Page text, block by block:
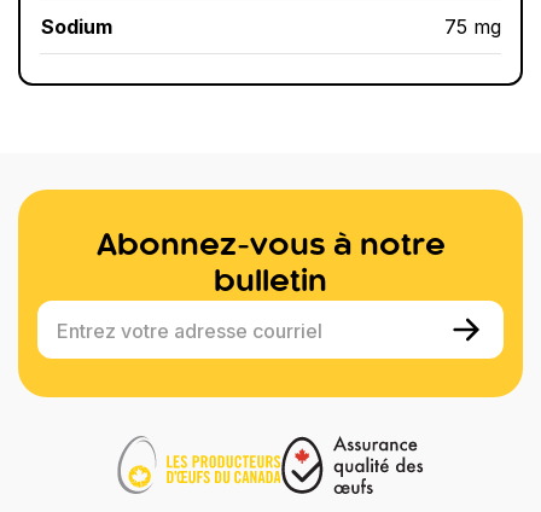
Sodium 75 mg
Abonnez-vous à notre
bulletin
Entrez votre adresse courriel